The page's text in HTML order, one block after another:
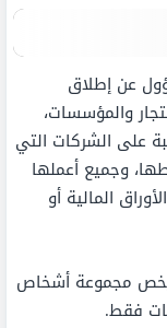
عن إطلاق
والمؤسسات،
على الشركات التي
وجميع أعملها
المالية أو
يخص مجموعة أشخاص
فقط.